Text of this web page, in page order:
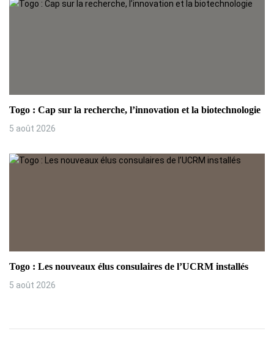
Togo : Cap sur la recherche, l’innovation et la biotechnologie
5 août 2026
Togo : Les nouveaux élus consulaires de l’UCRM installés
5 août 2026